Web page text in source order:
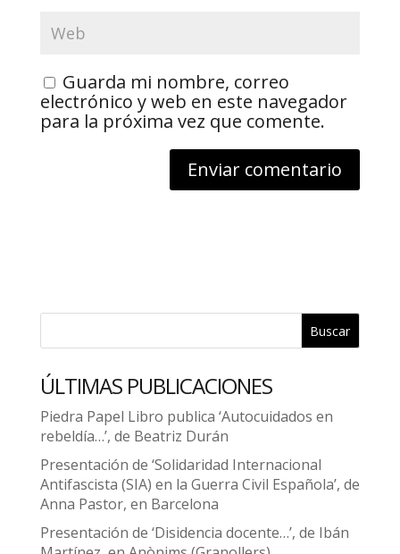
Guarda mi nombre, correo
electrónico y web en este navegador
para la próxima vez que comente.
Buscar
ÚLTIMAS PUBLICACIONES
Piedra Papel Libro publica ‘Autocuidados en
rebeldía…’, de Beatriz Durán
Presentación de ‘Solidaridad Internacional
Antifascista (SIA) en la Guerra Civil Española’, de
Anna Pastor, en Barcelona
Presentación de ‘Disidencia docente…’, de Ibán